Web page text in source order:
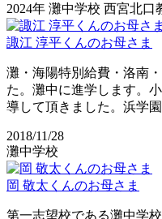
2024年 灘中学校 西宮北口
諏江 淳平くんのお母さま
灘・海陽特別給費・洛南
た。灘中に進学します。
導して頂きました。浜学
2018/11/28
灘中学校
岡 敬太くんのお母さま
第一志望校である灘中学